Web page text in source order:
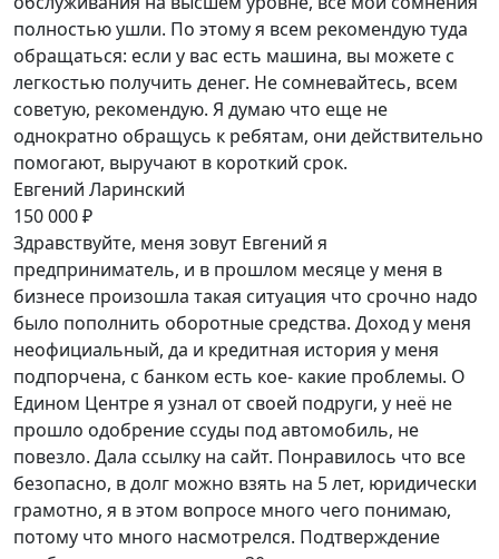
полностью ушли. По этому я всем рекомендую туда
обращаться: если у вас есть машина, вы можете с
легкостью получить денег. Не сомневайтесь, всем
советую, рекомендую. Я думаю что еще не
однократно обращусь к ребятам, они действительно
помогают, выручают в короткий срок.
Евгений Ларинский
150 000 ₽
Здравствуйте, меня зовут Евгений я
предприниматель, и в прошлом месяце у меня в
бизнесе произошла такая ситуация что срочно надо
было пополнить оборотные средства. Доход у меня
неофициальный, да и кредитная история у меня
подпорчена, с банком есть кое- какие проблемы. О
Едином Центре я узнал от своей подруги, у неё не
прошло одобрение ссуды под автомобиль, не
повезло. Дала ссылку на сайт. Понравилось что все
безопасно, в долг можно взять на 5 лет, юридически
грамотно, я в этом вопросе много чего понимаю,
потому что много насмотрелся. Подтверждение